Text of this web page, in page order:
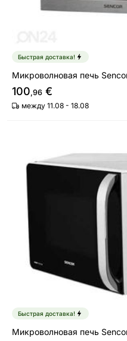
Быстрая доставка!
Микроволновая печь
100,96 €
между 11.08 - 18.08
Быстрая доставка!
Микроволновая печь